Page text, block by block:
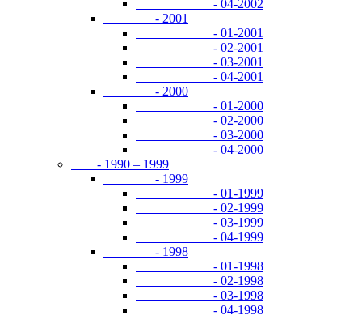
- 04-2002
- 2001
- 01-2001
- 02-2001
- 03-2001
- 04-2001
- 2000
- 01-2000
- 02-2000
- 03-2000
- 04-2000
- 1990 – 1999
- 1999
- 01-1999
- 02-1999
- 03-1999
- 04-1999
- 1998
- 01-1998
- 02-1998
- 03-1998
- 04-1998